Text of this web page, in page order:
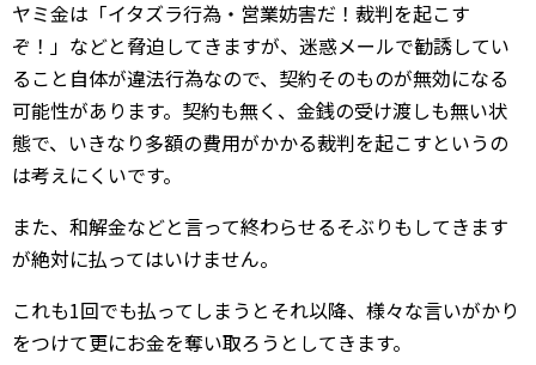
ヤミ金は「イタズラ行為・営業妨害だ！裁判を起こす
ぞ！」などと脅迫してきますが、迷惑メールで勧誘してい
ること自体が違法行為なので、契約そのものが無効になる
可能性があります。契約も無く、金銭の受け渡しも無い状
態で、いきなり多額の費用がかかる裁判を起こすというの
は考えにくいです。
また、和解金などと言って終わらせるそぶりもしてきます
が絶対に払ってはいけません。
これも1回でも払ってしまうとそれ以降、様々な言いがかり
をつけて更にお金を奪い取ろうとしてきます。